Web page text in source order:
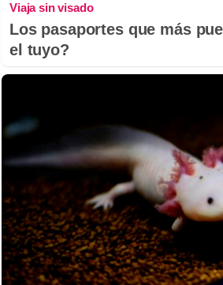
Viaja sin visado
Los pasaportes que más
el tuyo?